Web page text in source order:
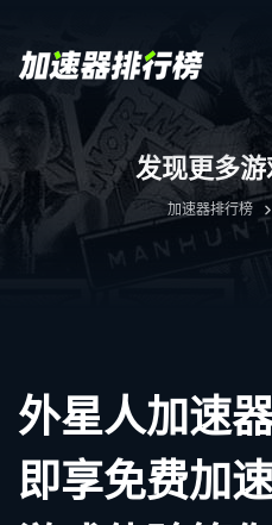
发现更多
加速器排行榜
外星人加速
即享免费加